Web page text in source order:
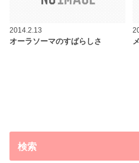
2014.2.13
オーラソーマのすばらしさ
検索